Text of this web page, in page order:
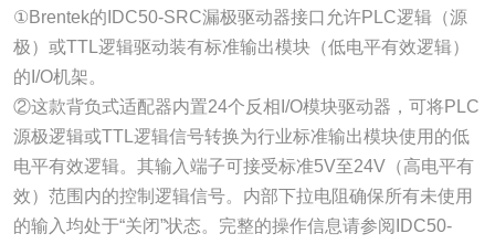
①Brentek的IDC50-SRC漏极驱动器接口允许PLC逻辑（源
极）或TTL逻辑驱动装有标准输出模块（低电平有效逻辑）
的I/O机架。
②这款背负式适配器内置24个反相I/O模块驱动器，可将PLC
源极逻辑或TTL逻辑信号转换为行业标准输出模块使用的低
电平有效逻辑。其输入端子可接受标准5V至24V（高电平有
效）范围内的控制逻辑信号。内部下拉电阻确保所有未使用
的输入均处于“关闭”状态。完整的操作信息请参阅IDC50-